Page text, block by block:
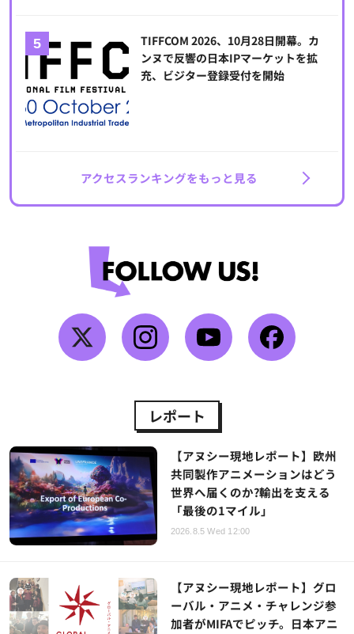
TIFFCOM 2026、10月28日開幕。カ
ンヌで反響の日本IPマーケットを拡
充、ビジター登録受付を開始
アクセスランキングをもっと見る
レポート
【アヌシー現地レポート】欧州
共同製作アニメーションはどう
世界へ届くのか?輸出を支える
「最後の1マイル」
2026.8.5 Wed 12:00
【アヌシー現地レポート】グロ
ーバル・アニメ・チャレンジ参
加者がMIFAでピッチ。日本アニ